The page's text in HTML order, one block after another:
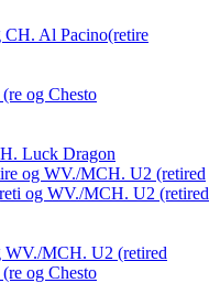
CH. Al Pacino(retire
og Chesto
Luck Dragon
og WV./MCH. U2 (retired
og WV./MCH. U2 (retired
WV./MCH. U2 (retired
og Chesto